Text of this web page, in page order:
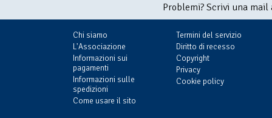
Problemi? Scrivi una
Chi siamo
L'Associazione
Informazioni sui
pagamenti
Informazioni sulle
spedizioni
Come usare il sito
Termini del servizio
Diritto di recesso
Copyright
Privacy
Cookie policy